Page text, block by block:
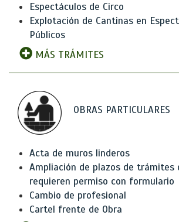
Espectáculos de Circo
Explotación de Cantinas en
Públicos
MÁS TRÁMITES
OBRAS PARTICULARES
Acta de muros linderos
Ampliación de plazos de trámites
requieren permiso con formulario
Cambio de profesional
Cartel frente de Obra